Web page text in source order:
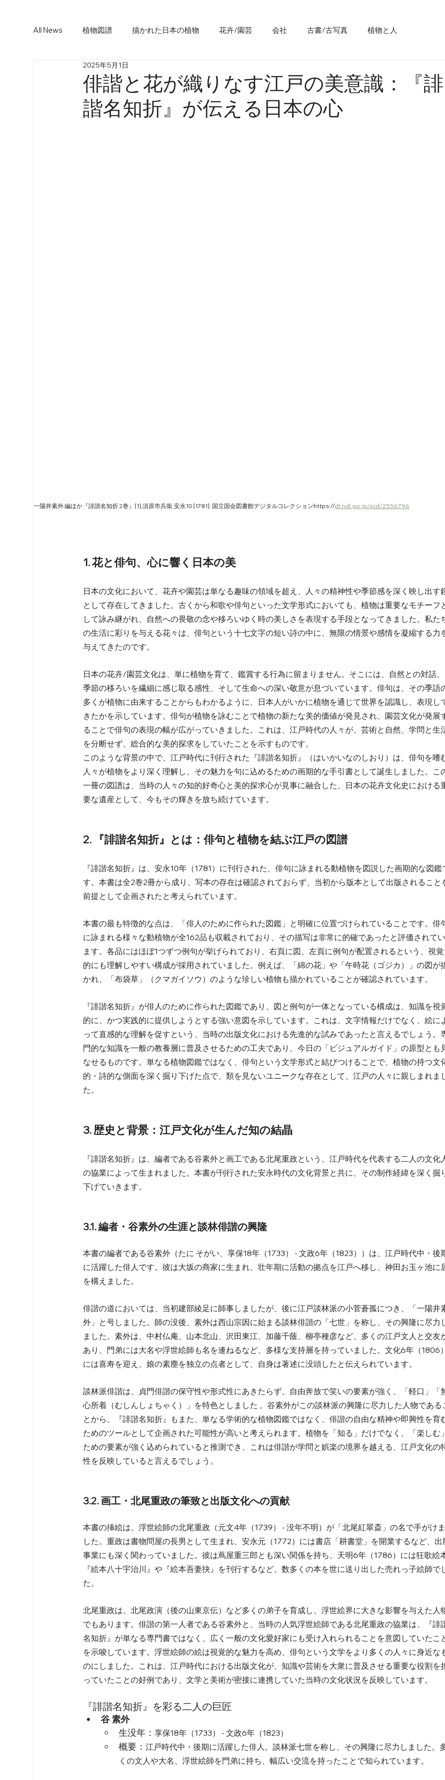
All News 植物図譜 描かれた日本の植物 花卉/園芸 会社 古書/古写真 植物と人
俳諧と花が織りなす江戸の美意識：『誹
諧名知折』が伝える日本の心
2025年5月1日
一陽井素外 編ほか『誹諧名知折 2巻』[1],須原市兵衞,安永10 [1781]. 国立国会図書館デジタルコレクションhttps://dl.ndl.go.jp/pid/2556796
1. 花と俳句、心に響く日本の美
日本の文化において、花卉や園芸は単なる趣味の領域を超え、人々の精神性や季節感を深く映し出す
として存在してきました。古くから和歌や俳句といった文学形式においても、植物は重要なモチーフ
して詠み継がれ、自然への畏敬の念や移ろいゆく時の美しさを表現する手段となってきました。私た
の生活に彩りを与える花々は、俳句という十七文字の短い詩の中に、無限の情景や感情を凝縮する力
与えてきたのです。
日本の花卉/園芸文化は、単に植物を育て、鑑賞する行為に留まりません。そこには、自然との対話、
季節の移ろいを繊細に感じ取る感性、そして生命への深い敬意が息づいています。俳句は、その季語
多くが植物に由来することからもわかるように、日本人がいかに植物を通じて世界を認識し、表現し
きたかを示しています。俳句が植物を詠むことで植物の新たな美的価値が発見され、園芸文化が発展
ることで俳句の表現の幅が広がっていきました。これは、江戸時代の人々が、芸術と自然、学問と生
を分断せず、総合的な美的探求をしていたことを示すものです。
このような背景の中で、江戸時代に刊行された『誹諧名知折』（はいかいなのしおり）は、俳句を嗜
人々が植物をより深く理解し、その魅力を句に込めるための画期的な手引書として誕生しました。こ
一冊の図譜は、当時の人々の知的好奇心と美的探求心が見事に融合した、日本の花卉文化史における
要な遺産として、今もその輝きを放ち続けています。
2. 『誹諧名知折』とは：俳句と植物を結ぶ江戸の図譜
『誹諧名知折』は、安永10年（1781）に刊行された、俳句に詠まれる動植物を図説した画期的な図鑑
す。本書は全2巻2冊から成り、写本の存在は確認されておらず、当初から版本として出版されること
前提として企画されたと考えられています。
本書の最も特徴的な点は、「俳人のために作られた図鑑」と明確に位置づけられていることです。俳
に詠まれる様々な動植物が全162品も収載されており、その描写は非常に的確であったと評価されてい
ます。各品にはほぼ1つずつ例句が挙げられており、右頁に図、左頁に例句が配置されるという、視覚
的にも理解しやすい構成が採用されていました。例えば、「綿の花」や「午時花（ゴジカ）」の図が
かれ、「布袋草」（クマガイソウ）のような珍しい植物も描かれていることが確認されています。
『誹諧名知折』が俳人のために作られた図鑑であり、図と例句が一体となっている構成は、知識を視
的に、かつ実践的に提供しようとする強い意図を示しています。これは、文字情報だけでなく、絵に
って直感的な理解を促すという、当時の出版文化における先進的な試みであったと言えるでしょう。
門的な知識を一般の教養層に普及させるための工夫であり、今日の「ビジュアルガイド」の原型とも
なせるものです。単なる植物図鑑ではなく、俳句という文学形式と結びつけることで、植物の持つ文
的・詩的な側面を深く掘り下げた点で、類を見ないユニークな存在として、江戸の人々に親しまれま
た。
3. 歴史と背景：江戸文化が生んだ知の結晶
『誹諧名知折』は、編者である谷素外と画工である北尾重政という、江戸時代を代表する二人の文化
の協業によって生まれました。本書が刊行された安永時代の文化背景と共に、その制作経緯を深く掘
下げていきます。
3.1. 編者・谷素外の生涯と談林俳諧の興隆
本書の編者である谷素外（たに そがい、享保18年（1733） - 文政6年（1823））は、江戸時代中・後
に活躍した俳人です。彼は大坂の商家に生まれ、壮年期に活動の拠点を江戸へ移し、神田お玉ヶ池に
を構えました。
俳諧の道においては、当初建部綾足に師事しましたが、後に江戸談林派の小菅蒼孤につき、「一陽井
外」と号しました。師の没後、素外は西山宗因に始まる談林俳諧の「七世」を称し、その興隆に尽力
ました。素外は、中村仏庵、山本北山、沢田東江、加藤千蔭、柳亭種彦など、多くの江戸文人と交友
あり、門弟には大名や浮世絵師も名を連ねるなど、多様な支持層を持っていました。文化6年（1806）
には喜寿を迎え、娘の素塵を独立の点者として、自身は著述に没頭したと伝えられています。
談林派俳諧は、貞門俳諧の保守性や形式性にあきたらず、自由奔放で笑いの要素が強く、「軽口」「
心所着（むしんしょちゃく）」を特色としました 。谷素外がこの談林派の興隆に尽力した人物である
とから、『誹諧名知折』もまた、単なる学術的な植物図鑑ではなく、俳諧の自由な精神や即興性を育
ためのツールとして企画された可能性が高いと考えられます。植物を「知る」だけでなく、「楽しむ」
ための要素が強く込められていると推測でき、これは俳諧が学問と娯楽の境界を越える、江戸文化の
性を反映していると言えるでしょう。
3.2. 画工・北尾重政の筆致と出版文化への貢献
本書の挿絵は、浮世絵師の北尾重政（元文4年（1739） - 没年不明）が「北尾紅翠斎」の名で手がけま
した。重政は書物問屋の長男として生まれ、安永元（1772）には書店「耕書堂」を開業するなど、出
事業にも深く関わっていました。彼は蔦屋重三郎とも深い関係を持ち、天明6年（1786）には狂歌絵
『絵本八十宇治川』や『絵本吾妻抉』を刊行するなど、数多くの本を世に送り出した売れっ子絵師で
た。
北尾重政は、北尾政演（後の山東京伝）など多くの弟子を育成し、浮世絵界に大きな影響を与えた人
でもあります。俳諧の第一人者である谷素外と、当時の人気浮世絵師である北尾重政の協業は、『誹
名知折』が単なる専門書ではなく、広く一般の文化愛好家にも受け入れられることを意図していたこ
を示唆しています。浮世絵師の絵は視覚的な魅力を高め、俳句という文学をより多くの人々に身近な
のにしました。これは、江戸時代における出版文化が、知識や芸術を大衆に普及させる重要な役割を
っていたことの好例であり、文学と美術が密接に連携していた当時の文化状況を反映しています。
『誹諧名知折』を彩る二人の巨匠
谷 素外
生没年：享保18年（1733） - 文政6年（1823）
概要：江戸時代中・後期に活躍した俳人。談林派七世を称し、その興隆に尽力しました。
くの文人や大名、浮世絵師を門弟に持ち、幅広い交流を持ったことで知られています。